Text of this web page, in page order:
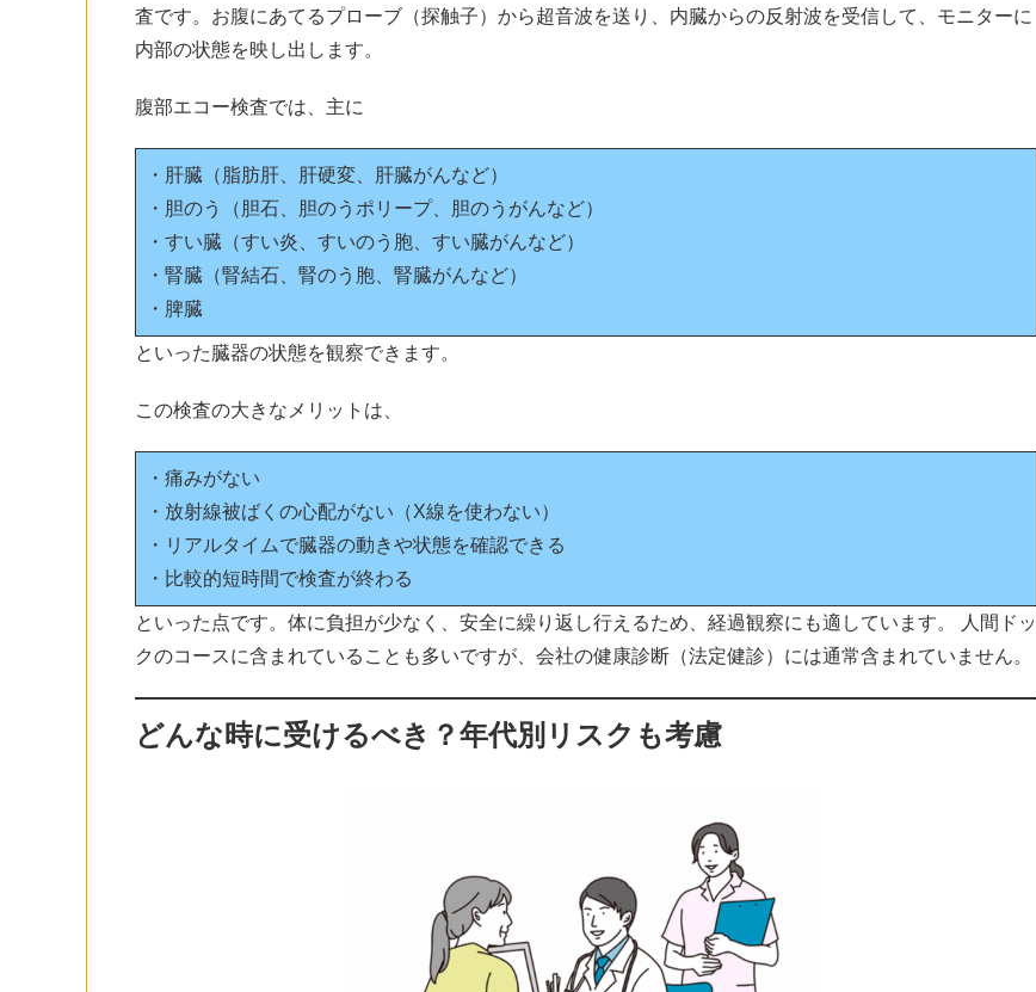
査です。お腹にあてるプローブ（探触子）から超音波を送り、内臓からの反射波を受信して、モニターに
内部の状態を映し出します。
腹部エコー検査では、主に
・肝臓（脂肪肝、肝硬変、肝臓がんなど）
・胆のう（胆石、胆のうポリープ、胆のうがんなど）
・すい臓（すい炎、すいのう胞、すい臓がんなど）
・腎臓（腎結石、腎のう胞、腎臓がんなど）
・脾臓
といった臓器の状態を観察できます。
この検査の大きなメリットは、
・痛みがない
・放射線被ばくの心配がない（X線を使わない）
・リアルタイムで臓器の動きや状態を確認できる
・比較的短時間で検査が終わる
といった点です。体に負担が少なく、安全に繰り返し行えるため、経過観察にも適しています。 人間ドッ
クのコースに含まれていることも多いですが、会社の健康診断（法定健診）には通常含まれていません。
どんな時に受けるべき？年代別リスクも考慮